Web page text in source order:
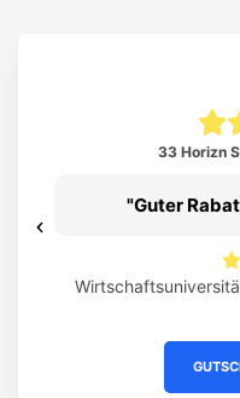
33 Horizn
Guter